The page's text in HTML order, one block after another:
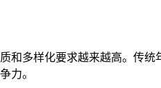
多样化要求越来越高。传
力。